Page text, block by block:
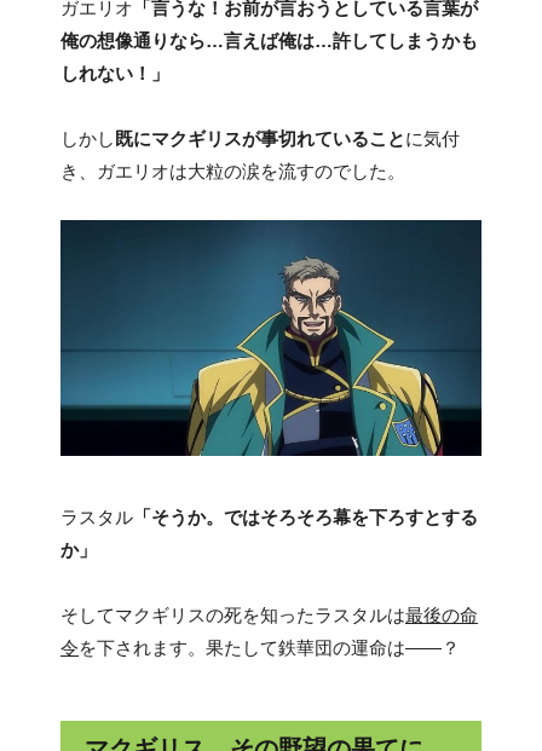
ガエリオ 「言うな！お前が言おうとしている言葉が
俺の想像通りなら…言えば俺は…許してしまうかも
しれない！」
しかし 既にマクギリスが事切れていることに気付
き、ガエリオは大粒の涙を流すのでした。
ラスタル 「そうか。ではそろそろ幕を下ろすとする
か」
そしてマクギリスの死を知ったラスタルは最後の命
令を下されます。果たして鉄華団の運命は――？